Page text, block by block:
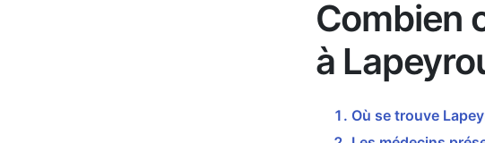
Combien
à
Où se trouve